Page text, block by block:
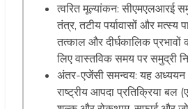
त्वरित मूल्यांकन: सीएमएलआरई
तंत्र, तटीय पर्यावासों और मत्स्य
तत्काल और दीर्घकालिक
लिए वास्तविक समय पर समुद्री
अंतर-एजेंसी समन्वय: यह अध्ययन
राष्ट्रीय आपदा प्रतिक्रिया बल